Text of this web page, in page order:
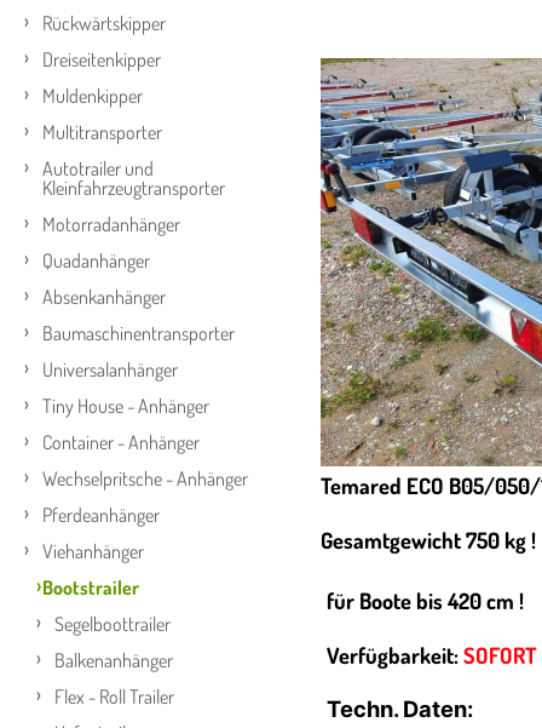
Rückwärtskipper
Dreiseitenkipper
Muldenkipper
Multitransporter
Autotrailer und
Kleinfahrzeugtransporter
Motorradanhänger
Quadanhänger
Absenkanhänger
Baumaschinentransporter
Universalanhänger
Tiny House - Anhänger
Container - Anhänger
Wechselpritsche - Anhänger
Pferdeanhänger
Viehanhänger
Bootstrailer
Segelboottrailer
Balkenanhänger
Flex - Roll Trailer
Temared ECO B05/
Gesamtgewicht 750 kg !
für Boote bis 420 cm !
Verfügbarkeit:SOFORT
Techn. Daten: